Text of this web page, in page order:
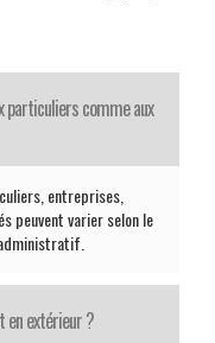
particuliers comme aux
entreprises,
peuvent varier selon le
en extérieur ?